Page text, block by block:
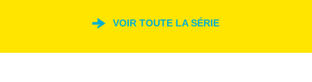
VOIR TOUTE LA SÉRIE